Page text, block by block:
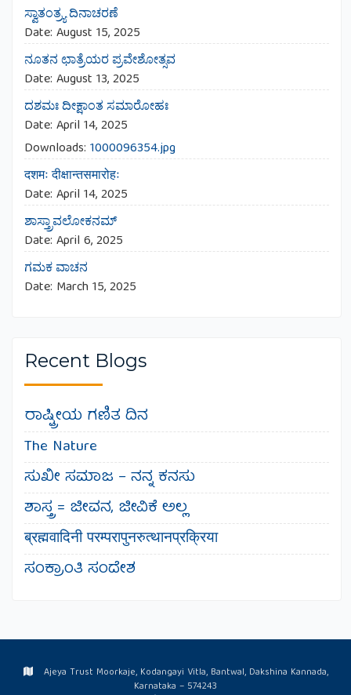
ಸ್ವಾತಂತ್ರ್ಯ ದಿನಾಚರಣೆ
Date: August 15, 2025
ನೂತನ ಛಾತ್ರೆಯರ ಪ್ರವೇಶೋತ್ಸವ
Date: August 13, 2025
ದಶಮಃ ದೀಕ್ಷಾಂತ ಸಮಾರೋಹಃ
Date: April 14, 2025
Downloads: 1000096354.jpg
दशमः दीक्षान्तसमारोहः
Date: April 14, 2025
ಶಾಸ್ತ್ರಾವಲೋಕನಮ್
Date: April 6, 2025
ಗಮಕ ವಾಚನ
Date: March 15, 2025
Recent Blogs
ರಾಷ್ಟ್ರೀಯ ಗಣಿತ ದಿನ
The Nature
ಸುಖೀ ಸಮಾಜ – ನನ್ನ ಕನಸು
ಶಾಸ್ತ್ರ = ಜೀವನ, ಜೀವಿಕೆ ಅಲ್ಲ
ब्रह्मवादिनी परम्परापुनरुत्थानप्रक्रिया
ಸಂಕ್ರಾಂತಿ ಸಂದೇಶ
Ajeya Trust Moorkaje, Kodangayi Vitla, Bantwal, Dakshina Kannada,
Karnataka – 574243